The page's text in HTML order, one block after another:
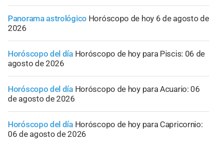
Panorama astrológico Horóscopo de hoy 6 de agosto de
2026
Horóscopo del día Horóscopo de hoy para Piscis: 06 de
agosto de 2026
Horóscopo del día Horóscopo de hoy para Acuario: 06
de agosto de 2026
Horóscopo del día Horóscopo de hoy para Capricornio:
06 de agosto de 2026